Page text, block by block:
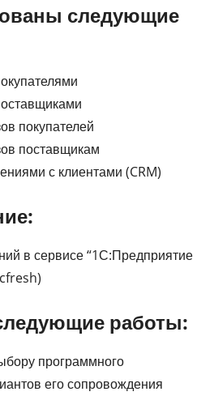
следующие
покупателей
поставщикам
с клиентами (CRM)
в сервисе “1С:Предприятие
работы:
программного
его сопровождения